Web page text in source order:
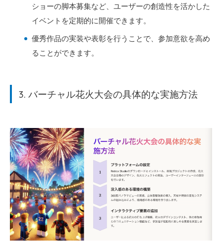
ショーの脚本募集など、ユーザーの創造性を活かした
イベントを定期的に開催できます。
優秀作品の実装や表彰を行うことで、参加意欲を高め
ることができます。
3. バーチャル花火大会の具体的な実施方法